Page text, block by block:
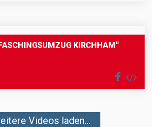
KIRCHHAM"
Videos laden...